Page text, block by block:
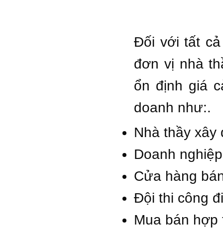
Đối với tất
đơn vị nhà
ổn định giá
doanh như:.
Nhà thầy
Doanh
Cửa hàng
Đội thi công
Mua bán